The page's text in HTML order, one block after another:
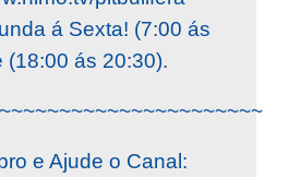
á Sexta! (7:00 ás
(18:00 ás 20:30).
e Ajude o Canal: